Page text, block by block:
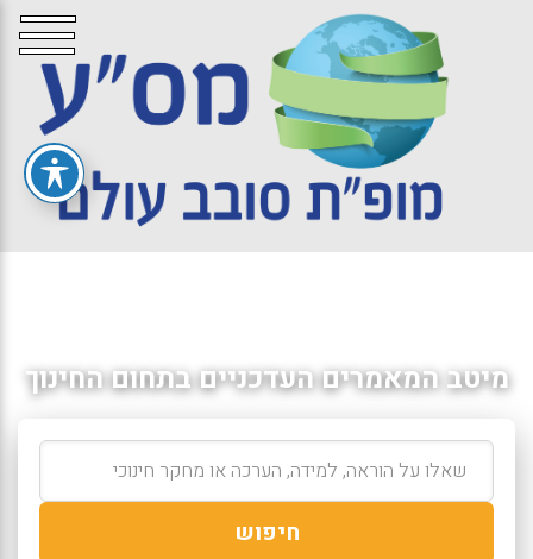
מיטב המאמרים העדכניים בתחום החינוך
חיפוש